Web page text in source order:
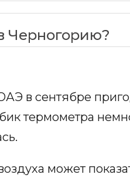
Черногорию?
в сентябре
термометра
может